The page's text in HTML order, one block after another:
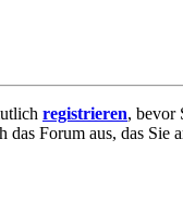
registrieren, bevor
Forum aus, das Sie